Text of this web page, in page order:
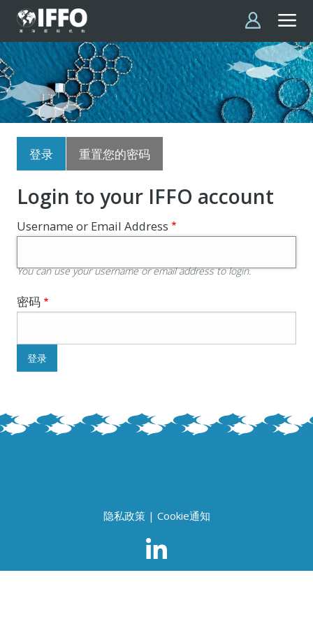
跳转到主要内容
主
标
签
登录 重置您的密码
Login to your IFFO account
Username or Email Address
You can use your username or email address to login.
密码
隐私政策| Cookie通知